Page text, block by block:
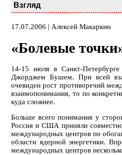
Взгляд
17.07.2006 | Алексей Макаркин
«Болевые
14-15 июля в Санкт-
Джорджем Бушем. При всей
очевиден рост противоречий
взаимопонимания, то по
куда сложнее.
Больше всего понимания у
Россия и США приняли
международных центров по
области ядерной энергетики.
международных центров